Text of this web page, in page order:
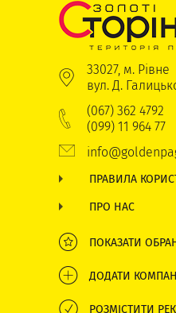
33027, м. Рівне
вул. Д.
(067) 362 4792
(099) 11 964 77
ПРАВИЛА
ПРО НАС
ПОКАЗАТИ
ДОДАТИ
РОЗМІСТИТИ